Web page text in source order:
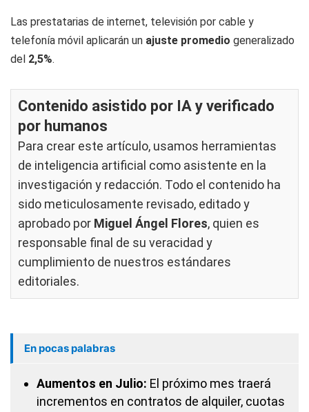
Las prestatarias de internet, televisión por cable y
telefonía móvil aplicarán un ajuste promedio generalizado
del 2,5%.
Contenido asistido por IA y verificado
por humanos
Para crear este artículo, usamos herramientas
de inteligencia artificial como asistente en la
investigación y redacción. Todo el contenido ha
sido meticulosamente revisado, editado y
aprobado por Miguel Ángel Flores, quien es
responsable final de su veracidad y
cumplimiento de nuestros estándares
editoriales.
En pocas palabras
Aumentos en Julio: El próximo mes traerá
incrementos en contratos de alquiler, cuotas